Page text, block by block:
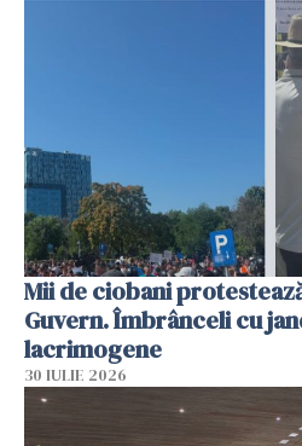
Mii de ciobani
Guvern. Îmbrânceli cu
lacrimogene
30 IULIE 2026